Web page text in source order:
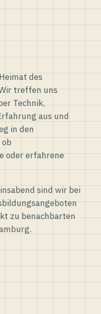
des
treffen uns
Technik,
aus und
in den
oder erfahrene
sind wir bei
zu benachbarten